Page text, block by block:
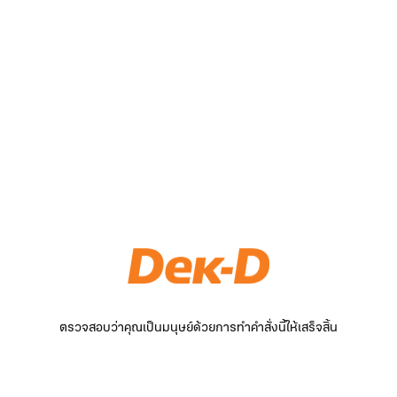
ตรวจสอบว่าคุณเป็นมนุษย์ด้วยการทำคำสั่งนี้ให้เสร็จสิ้น